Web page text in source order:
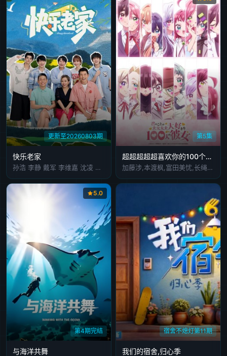
更新至20260803期
快乐老家
孙浩 李静 戴军 李维嘉 沈凌 吴昕 武艺 高旭
第5集
超超超超超喜欢你的100个女朋友第三季
加藤涉,本渡枫,富田美忧,长绳麻理亚,濑户麻沙美,朝井彩加,上坂堇,进藤天音,三森铃子,高桥李依,Lynn,高尾奏音,石原夏织,竹达彩奈,千叶繁,上田祐司
第4期完结
5.0
与海洋共舞
宿舍不熄灯第11期
我们的宿舍,归心季